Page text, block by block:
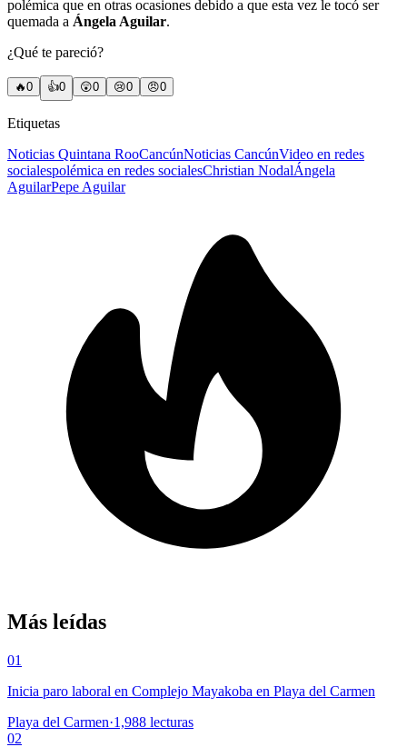
polémica que en otras ocasiones debido a que esta vez le tocó ser
quemada a Ángela Aguilar.
¿Qué te pareció?
🔥0 👍0 😲0 😢0 😠0
Etiquetas
Noticias Quintana RooCancúnNoticias CancúnVideo en redes
socialespolémica en redes socialesChristian NodalÁngela
AguilarPepe Aguilar
Más leídas
01
Inicia paro laboral en Complejo Mayakoba en Playa del Carmen
Playa del Carmen·1,988 lecturas
02